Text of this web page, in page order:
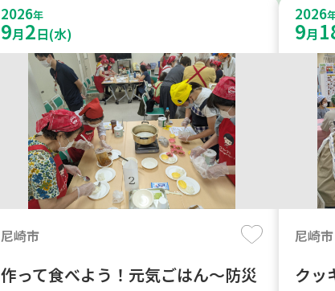
2026年
9月2日(水)
尼崎市
作って食べよう！元気ごはん～防災
2026
9月
尼崎市
クッ